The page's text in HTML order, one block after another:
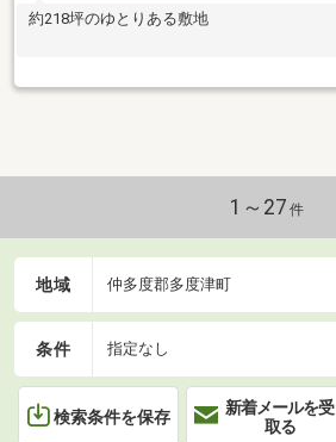
約218坪のゆとりある敷地
1～27 件
地域 仲多度郡多度津町
条件 指定なし
検索条件を保存
新着メールを受
取る